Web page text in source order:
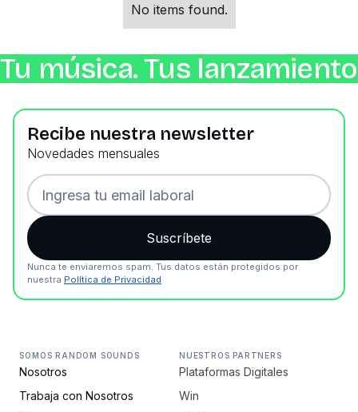
No items found.
Tu música. Tus
Recibe nuestra newsletter
Novedades mensuales
Nunca te enviaremos spam. Tus datos están protegidos por
nuestra Política de Privacidad
SOMOS RANDOM SOUNDS
Nosotros
Trabaja con Nosotros
NUESTROS PARTNERS
Plataformas Digitales
Win